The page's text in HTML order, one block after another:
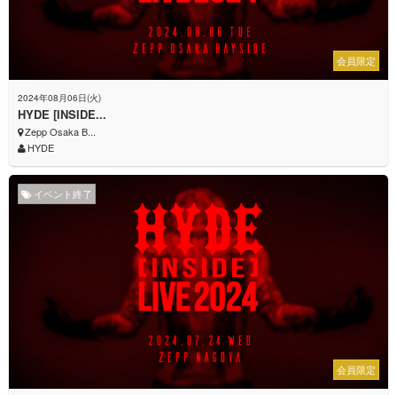
会員限定
2024年08月06日(火)
HYDE [INSIDE...
Zepp Osaka B...
HYDE
イベント終了
会員限定